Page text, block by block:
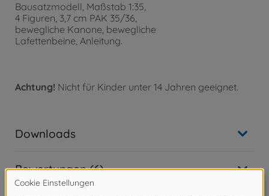
Bausatzmodell, Maßstab 1:35,
4 Figuren, 3,7 cm PAK 35/36,
bewegliche Kanone, bewegliche
Lafettenbeine, Anleitung.
Achtung! Nicht für Kinder unter 14 Jahren geeignet.
Downloads
Bewertungen (6)